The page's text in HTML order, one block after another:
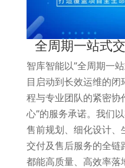
全周期一站式
智库智能以”全周期一
目启动到长效运维的
程与专业团队的紧密协
心”的服务承诺。我们
售前规划、细化设计、
交付及售后服务的全链
都能高质量、高效率落